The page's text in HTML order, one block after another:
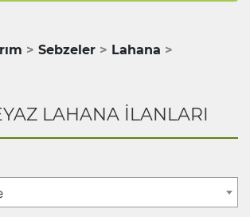
Sebzeler
Lahana
LAHANA İLANLARI